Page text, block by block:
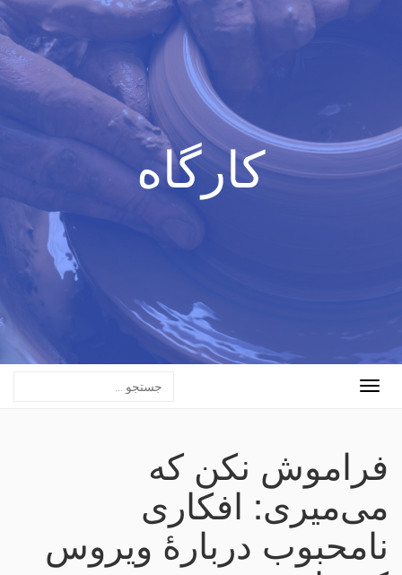
کارگاه
Toggle
فراموش نکن که
می‌میری: افکاری
نامحبوب دربارهٔ ویروس